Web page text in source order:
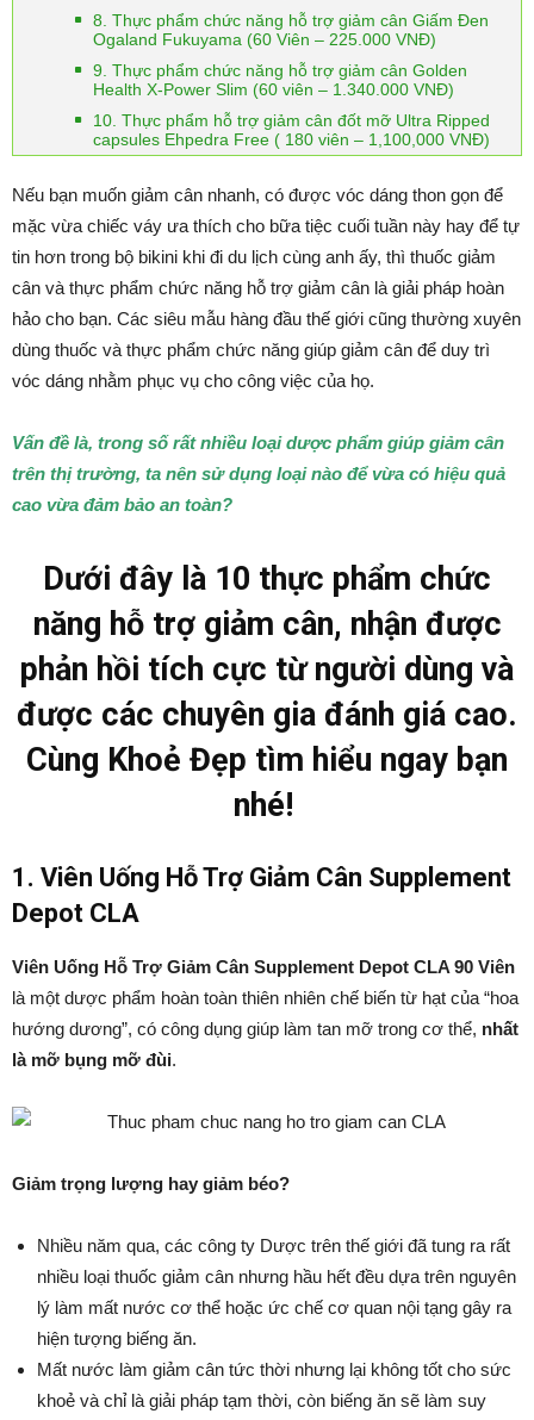
8. Thực phẩm chức năng hỗ trợ giảm cân Giấm Đen
Ogaland Fukuyama (60 Viên – 225.000 VNĐ)
9. Thực phẩm chức năng hỗ trợ giảm cân Golden
Health X-Power Slim (60 viên – 1.340.000 VNĐ)
10. Thực phẩm hỗ trợ giảm cân đốt mỡ Ultra Ripped
capsules Ehpedra Free ( 180 viên – 1,100,000 VNĐ)
Nếu bạn muốn giảm cân nhanh, có được vóc dáng thon gọn để
mặc vừa chiếc váy ưa thích cho bữa tiệc cuối tuần này hay để tự
tin hơn trong bộ bikini khi đi du lịch cùng anh ấy, thì thuốc giảm
cân và thực phẩm chức năng hỗ trợ giảm cân là giải pháp hoàn
hảo cho bạn. Các siêu mẫu hàng đầu thế giới cũng thường xuyên
dùng thuốc và thực phẩm chức năng giúp giảm cân để duy trì
vóc dáng nhằm phục vụ cho công việc của họ.
Vấn đề là, trong số rất nhiều loại dược phẩm giúp giảm cân
trên thị trường, ta nên sử dụng loại nào để vừa có hiệu quả
cao vừa đảm bảo an toàn?
Dưới đây là 10 thực phẩm chức
năng hỗ trợ giảm cân, nhận được
phản hồi tích cực từ người dùng và
được các chuyên gia đánh giá cao.
Cùng Khoẻ Đẹp tìm hiểu ngay bạn
nhé!
1. Viên Uống Hỗ Trợ Giảm Cân Supplement
Depot CLA
Viên Uống Hỗ Trợ Giảm Cân Supplement Depot CLA 90 Viên
là một dược phẩm hoàn toàn thiên nhiên chế biến từ hạt của “hoa
hướng dương”, có công dụng giúp làm tan mỡ trong cơ thể, nhất
là mỡ bụng mỡ đùi.
Giảm trọng lượng hay giảm béo?
Nhiều năm qua, các công ty Dược trên thế giới đã tung ra rất
nhiều loại thuốc giảm cân nhưng hầu hết đều dựa trên nguyên
lý làm mất nước cơ thể hoặc ức chế cơ quan nội tạng gây ra
hiện tượng biếng ăn.
Mất nước làm giảm cân tức thời nhưng lại không tốt cho sức
khoẻ và chỉ là giải pháp tạm thời, còn biếng ăn sẽ làm suy